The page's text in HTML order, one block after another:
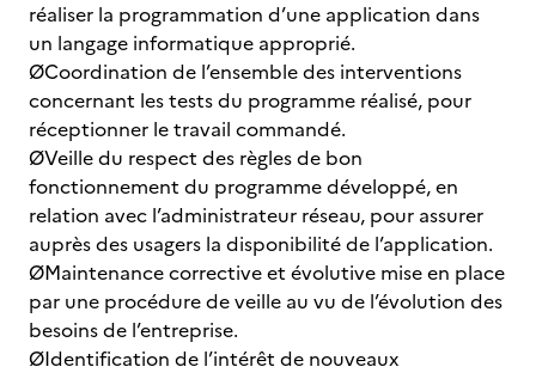
réaliser la programmation d’une application dans
un langage informatique approprié.
ØCoordination de l’ensemble des interventions
concernant les tests du programme réalisé, pour
réceptionner le travail commandé.
ØVeille du respect des règles de bon
fonctionnement du programme développé, en
relation avec l’administrateur réseau, pour assurer
auprès des usagers la disponibilité de l’application.
ØMaintenance corrective et évolutive mise en place
par une procédure de veille au vu de l’évolution des
besoins de l’entreprise.
ØIdentification de l’intérêt de nouveaux